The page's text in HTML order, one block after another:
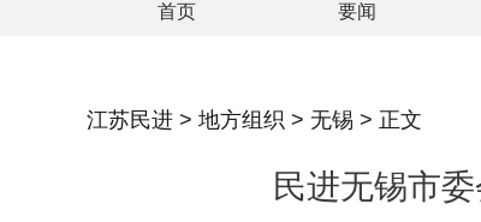
首页 要闻
江苏民进 > 地方组织 > 无锡 > 正文
民进无锡市